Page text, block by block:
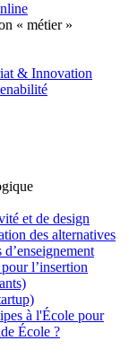
« métier »
& Innovation
et de design
des alternatives
l’insertion
à l'École pour
École ?